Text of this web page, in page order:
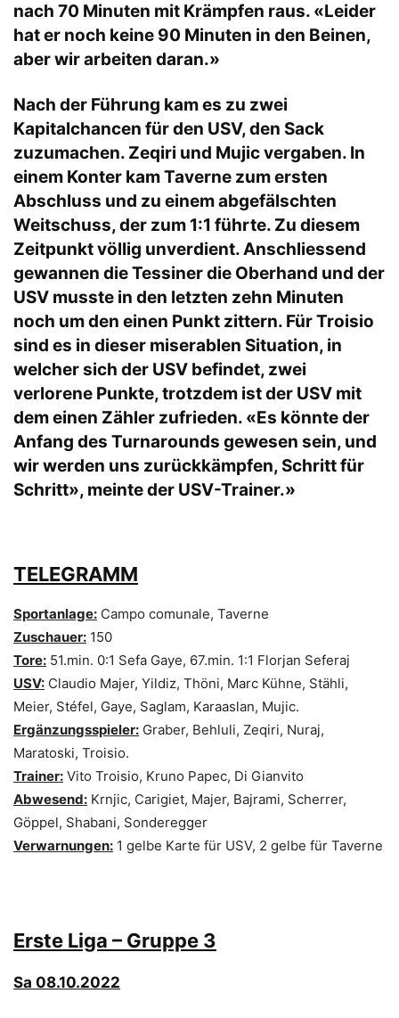
nach 70 Minuten mit Krämpfen raus. «Leider
hat er noch keine 90 Minuten in den Beinen,
aber wir arbeiten daran.»
Nach der Führung kam es zu zwei
Kapitalchancen für den USV, den Sack
zuzumachen. Zeqiri und Mujic vergaben. In
einem Konter kam Taverne zum ersten
Abschluss und zu einem abgefälschten
Weitschuss, der zum 1:1 führte. Zu diesem
Zeitpunkt völlig unverdient. Anschliessend
gewannen die Tessiner die Oberhand und der
USV musste in den letzten zehn Minuten
noch um den einen Punkt zittern. Für Troisio
sind es in dieser miserablen Situation, in
welcher sich der USV befindet, zwei
verlorene Punkte, trotzdem ist der USV mit
dem einen Zähler zufrieden. «Es könnte der
Anfang des Turnarounds gewesen sein, und
wir werden uns zurückkämpfen, Schritt für
Schritt», meinte der USV-Trainer.»
TELEGRAMM
Sportanlage: Campo comunale, Taverne
Zuschauer: 150
Tore: 51.min. 0:1 Sefa Gaye, 67.min. 1:1 Florjan Seferaj
USV: Claudio Majer, Yildiz, Thöni, Marc Kühne, Stähli,
Meier, Stéfel, Gaye, Saglam, Karaaslan, Mujic.
Ergänzungsspieler: Graber, Behluli, Zeqiri, Nuraj,
Maratoski, Troisio.
Trainer: Vito Troisio, Kruno Papec, Di Gianvito
Abwesend: Krnjic, Carigiet, Majer, Bajrami, Scherrer,
Göppel, Shabani, Sonderegger
Verwarnungen: 1 gelbe Karte für USV, 2 gelbe für Taverne
Erste Liga – Gruppe 3
Sa 08.10.2022